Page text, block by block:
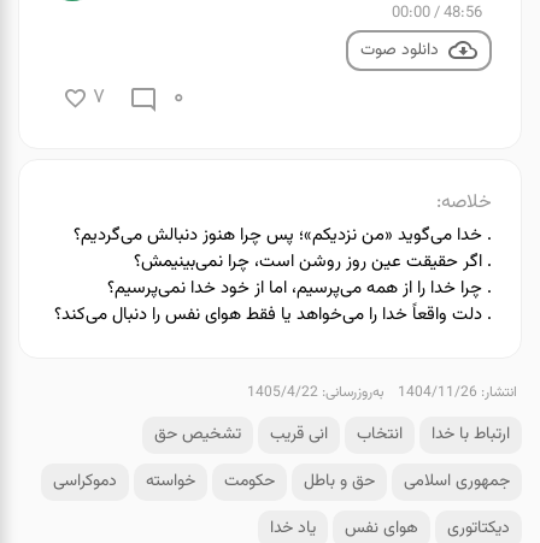
خلاصه:
. خدا می‌گوید «من نزدیکم»؛ پس چرا هنوز دنبالش می‌گردیم؟
. اگر حقیقت عین روز روشن است، چرا نمی‌بینیمش؟
. چرا خدا را از همه می‌پرسیم، اما از خود خدا نمی‌پرسیم؟
. دلت واقعاً خدا را می‌خواهد یا فقط هوای نفس را دنبال می‌کند؟
48:56
/
00:00
دانلود صوت
0
7
انتشار: 1404/11/26 به‌روزرسانی: 1405/4/22
ارتباط با خدا انتخاب انی قریب
تشخیص حق
جمهوری اسلامی
حق و باطل حکومت خواسته
دموکراسی
دیکتاتوری
هوای نفس یاد خدا